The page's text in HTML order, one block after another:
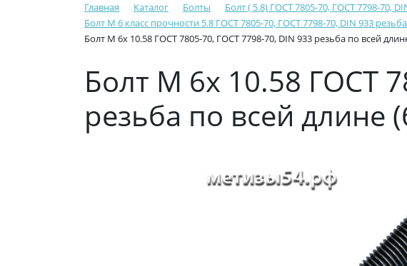
Главная Каталог Болты
Болт ( 5.8) ГОСТ 7805-70, ГОСТ 7798-70,
Болт М 6 класс прочности 5.8 ГОСТ 7805-70, ГОСТ 7798-70, DIN 933
Болт М 6х 10.58 ГОСТ 7805-70, ГОСТ 7798-70, DIN 933 резьба по всей
Болт М 6х 10.58 ГОСТ
резьба по всей длине